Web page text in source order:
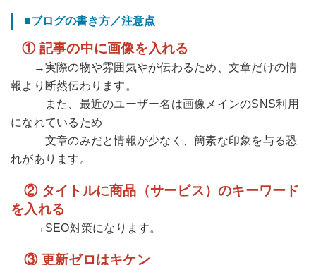
■ブログの書き方／注意点
① 記事の中に画像を入れる
→実際の物や雰囲気やが伝わるため、文章だけの情
報より断然伝わります。
また、最近のユーザー名は画像メインのSNS利用
になれているため
文章のみだと情報が少なく、簡素な印象を与る恐
れがあります。
② タイトルに商品（サービス）のキーワード
を入れる
→SEO対策になります。
③ 更新ゼロはキケン